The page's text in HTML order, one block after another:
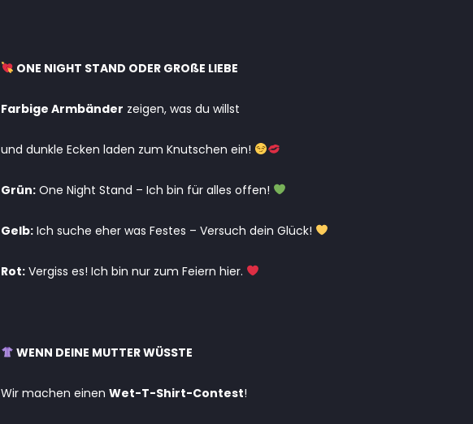
ONE NIGHT STAND ODER GROßE LIEBE
Farbige Armbänder zeigen, was du willst
und dunkle Ecken laden zum Knutschen ein!
Grün: One Night Stand – Ich bin für alles offen!
Gelb: Ich suche eher was Festes – Versuch dein Glück!
Rot: Vergiss es! Ich bin nur zum Feiern hier.
WENN DEINE MUTTER WÜSSTE
Wir machen einen Wet-T-Shirt-Contest!